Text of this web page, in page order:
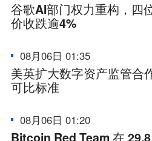
谷歌AI部门权力重构，四
价收跌逾4%
08月06日 01:35
美英扩大数字资产监管合
可比标准
08月06日 01:20